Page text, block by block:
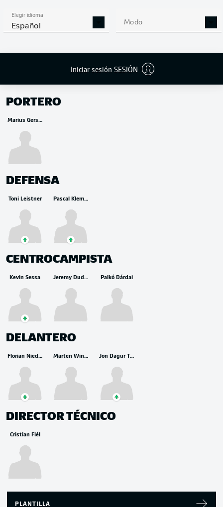
Elegir idioma
Español Modo
Iniciar sesión SESIÓN
Tjark Ernst
PORTERO
Marius Gersbeck
DEFENSA
Toni Leistner Pascal Klemens
CENTROCAMPISTA
Kevin Sessa Jeremy Dudziak Palkó Dárdai
DELANTERO
Florian Niederlechner Marten Winkler Jon Dagur Thorsteinsson
DIRECTOR TÉCNICO
Cristian Fiél
PLANTILLA